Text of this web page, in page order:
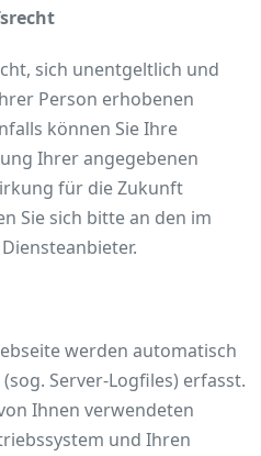
sich unentgeltlich und
Person erhobenen
können Sie Ihre
Ihrer angegebenen
für die Zukunft
Sie sich bitte an den im
werden automatisch
Server-Logfiles) erfasst.
Ihnen verwendeten
und Ihren